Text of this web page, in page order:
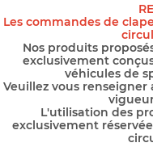
Les commandes de
Nos produits
exclusivement
véhicules de
Veuillez vous
L'utilisation des
exclusivement